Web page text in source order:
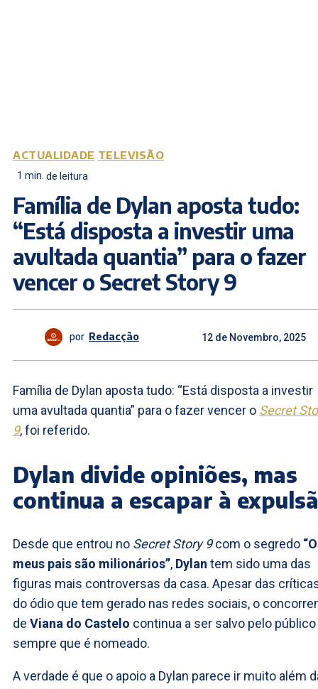
ACTUALIDADE TELEVISÃO
1 min. de leitura
Família de Dylan aposta tudo:
“Está disposta a investir uma
avultada quantia” para o fazer
vencer o Secret Story 9
por Redacção 12 de Novembro, 2025
Família de Dylan aposta tudo: “Está disposta a investir
uma avultada quantia” para o fazer vencer o Secret
9, foi referido.
Dylan divide opiniões, mas
continua a escapar à
Desde que entrou no Secret Story 9com o segredo
meus pais são milionários”, Dylan tem sido uma das
figuras mais controversas da casa. Apesar das
do ódio que tem gerado nas redes sociais, o
de Viana do Castelo continua a ser salvo pelo público
sempre que é nomeado.
A verdade é que o apoio a Dylan parece ir muito além